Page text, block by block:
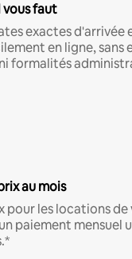
faut
exactes d'arrivée
en ligne, sans
formalités
au mois
pour les locations de
paiement mensuel